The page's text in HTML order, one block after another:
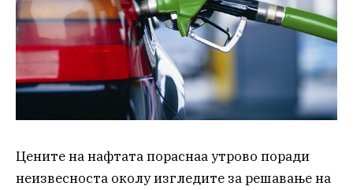
Цените на нафтата пораснаа утрово поради
неизвесноста околу изгледите за решавање на